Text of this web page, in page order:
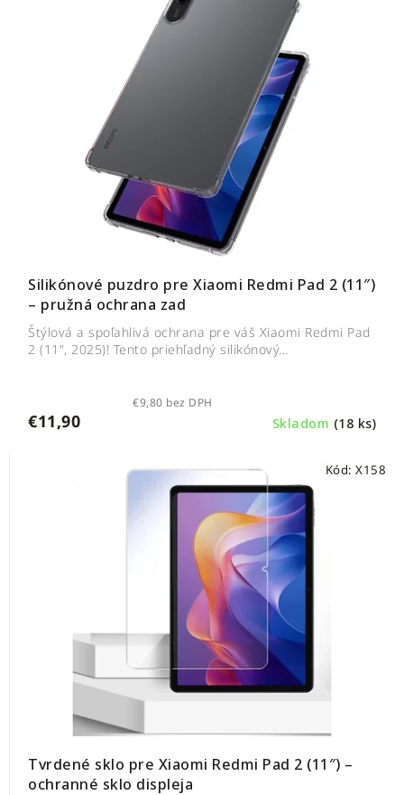
Silikónové puzdro pre Xiaomi Redmi Pad 2 (11″)
– pružná ochrana zad
Skladom (18 ks)
€9,80 bez DPH
€11,90
Štýlová a spoľahlivá ochrana pre váš Xiaomi Redmi Pad
2 (11", 2025)! Tento priehľadný silikónový...
Tvrdené sklo pre Xiaomi Redmi Pad 2 (11″) –
ochranné sklo displeja
Kód: X158